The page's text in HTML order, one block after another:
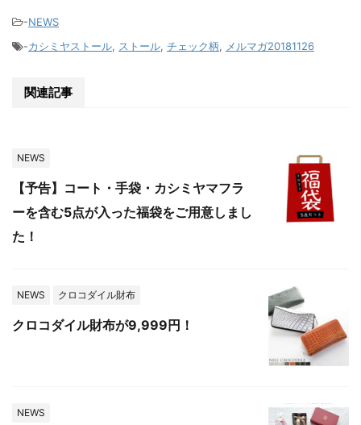
-NEWS
-カシミヤストール, ストール, チェック柄, メルマガ20181126
関連記事
NEWS
【予告】コート・手袋・カシミヤマフラ
ーを含む5点が入った福袋をご用意しまし
た！
NEWS クロコダイル財布
クロコダイル財布が9,999円！
NEWS